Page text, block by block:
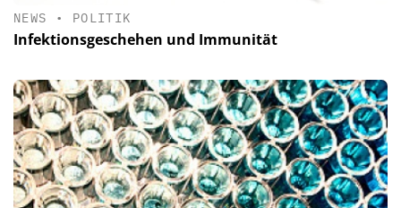
NEWS • POLITIK
Infektionsgeschehen und Immunität